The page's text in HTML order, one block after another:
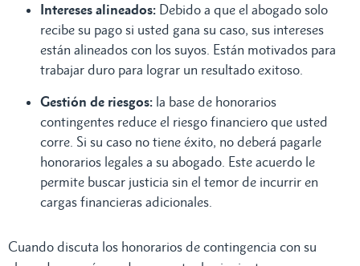
Intereses alineados: Debido a que el abogado solo
recibe su pago si usted gana su caso, sus intereses
están alineados con los suyos. Están motivados para
trabajar duro para lograr un resultado exitoso.
Gestión de riesgos: la base de honorarios
contingentes reduce el riesgo financiero que usted
corre. Si su caso no tiene éxito, no deberá pagarle
honorarios legales a su abogado. Este acuerdo le
permite buscar justicia sin el temor de incurrir en
cargas financieras adicionales.
Cuando discuta los honorarios de contingencia con su